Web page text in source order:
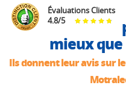
Évaluations Clients
4.8/5
mieux que
Ils donnent leur avis sur